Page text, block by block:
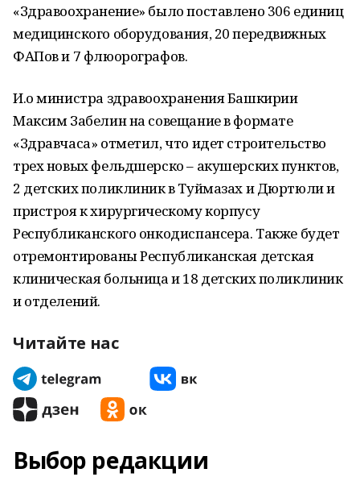
«Здравоохранение» было поставлено 306 единиц
медицинского оборудования, 20 передвижных
ФАПов и 7 флюорографов.
И.о министра здравоохранения Башкирии
Максим Забелин на совещание в формате
«Здравчаса» отметил, что идет строительство
трех новых фельдшерско – акушерских пунктов,
2 детских поликлиник в Туймазах и Дюртюли и
пристроя к хирургическому корпусу
Республиканского онкодиспансера. Также будет
отремонтированы Республиканская детская
клиническая больница и 18 детских поликлиник
и отделений.
Читайте нас
Выбор редакции